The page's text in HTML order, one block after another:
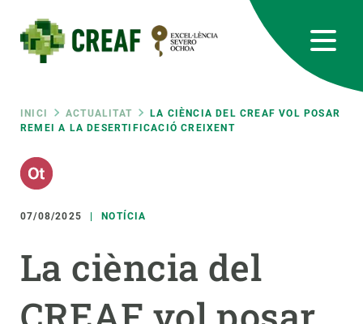
contingut
Fil
d'ariadna
INICI ACTUALITAT
LA CIÈNCIA DEL CREAF VOL POSAR
REMEI A LA DESERTIFICACIÓ CREIXENT
07/08/2025 NOTÍCIA
La ciència del
RRSS
Featured
responsive
INTRANET
Responsive
menu
RECERCA